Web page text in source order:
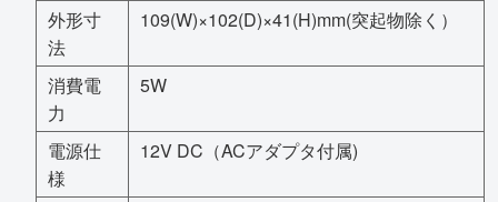
外形寸
法
109(W)×102(D)×41(H)mm(突起物除く）
消費電
力
5W
電源仕
様
12V DC（ACアダプタ付属)